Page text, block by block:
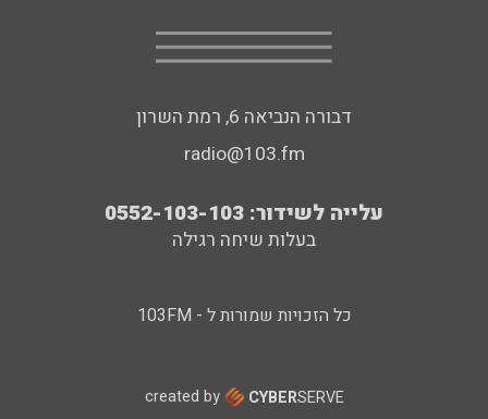
דבורה הנביאה 6, רמת השרון
radio@103.fm
עלייה לשידור: 0552-103-103
בעלות שיחה רגילה
כל הזכויות שמורות ל - 103FM
created by CYBERSERVE